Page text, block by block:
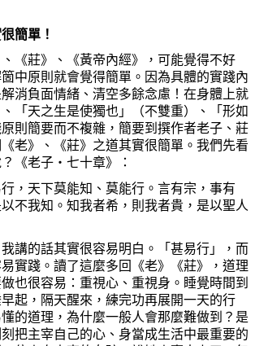
簡單！
《莊》、《黃帝內經》，可能覺得不好
中原則就會覺得簡單。因為具體的實踐內
消負面情緒、清空多餘念慮！在身體上就
「天之生是使獨也」（不雙重）、「形如
則簡要而不複雜，簡要到撰作者老子、莊
老》、《莊》之道其實很簡單。我們先看
《老子 ‧ 七十章》：
，天下莫能知、莫能行。言有宗，事有
不我知。知我者希，則我者貴，是以聖人
我講的話其實很容易明白。「甚易行」，而
實踐。讀了這麼多回《老》《莊》，道理
也很容易：重視心、重視身。睡覺時間到
起，隔天醒來，練完功再展開一天的行
的道理，為什麼一般人會那麼難做到？是
把主宰自己的心、身當成生活中最重要的